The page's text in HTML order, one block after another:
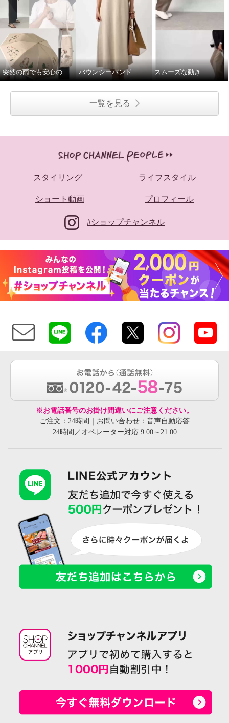
バウンシーバンド ワンピース スムーズな動き
一覧を見る
スタイリング ライフスタイル
ショート動画 プロフィール
#ショップチャンネル
※お電話番号のお掛け間違いにご注意ください。
ご注文：24時間｜お問い合わせ：音声自動応答
24時間／オペレーター対応 9:00～21:00